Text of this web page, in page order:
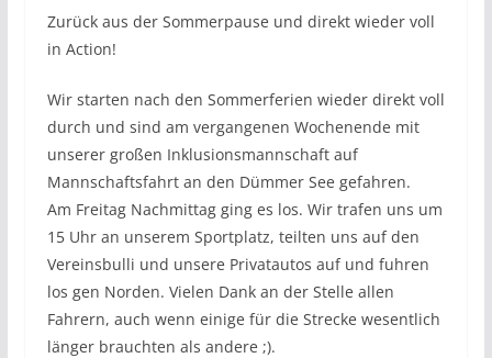
Zurück aus der Sommerpause und direkt wieder voll
in Action!
Wir starten nach den Sommerferien wieder direkt voll
durch und sind am vergangenen Wochenende mit
unserer großen Inklusionsmannschaft auf
Mannschaftsfahrt an den Dümmer See gefahren.
Am Freitag Nachmittag ging es los. Wir trafen uns um
15 Uhr an unserem Sportplatz, teilten uns auf den
Vereinsbulli und unsere Privatautos auf und fuhren
los gen Norden. Vielen Dank an der Stelle allen
Fahrern, auch wenn einige für die Strecke wesentlich
länger brauchten als andere ;).